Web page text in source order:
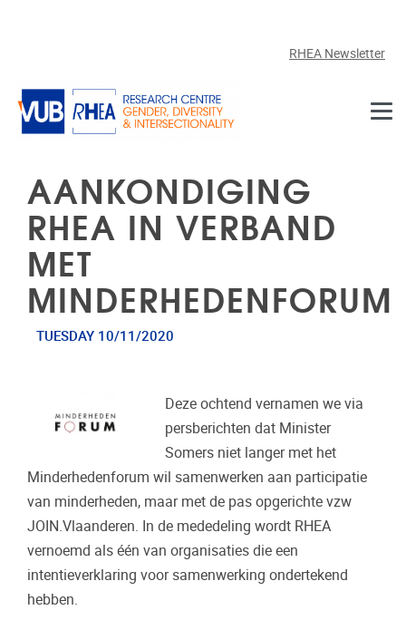
RHEA Newsletter
AANKONDIGING
RHEA IN VERBAND
MET
MINDERHEDENFORUM
TUESDAY 10/11/2020
Deze ochtend vernamen we via
persberichten dat Minister
Somers niet langer met het
Minderhedenforum wil samenwerken aan participatie
van minderheden, maar met de pas opgerichte vzw
JOIN.Vlaanderen. In de mededeling wordt RHEA
vernoemd als één van organisaties die een
intentieverklaring voor samenwerking ondertekend
hebben.